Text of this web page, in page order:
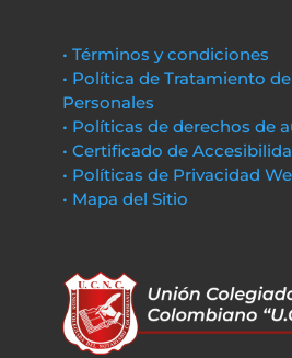
• Términos y condiciones
• Política de Tratamiento
Personales
• Políticas de derechos de
• Certificado de
• Políticas de Privacidad
• Mapa del Sitio